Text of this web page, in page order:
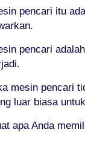
pencari itu
pencari
mesin pencari
luar biasa
apa Anda